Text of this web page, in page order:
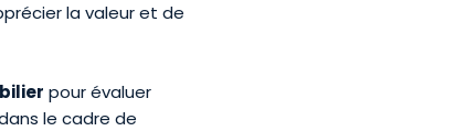
la valeur et de
pour évaluer
le cadre de